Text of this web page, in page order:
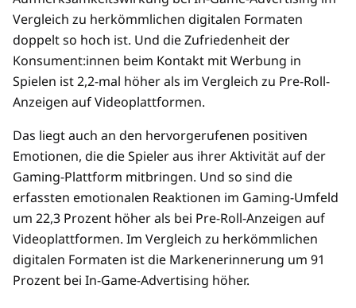
Vergleich zu herkömmlichen digitalen Formaten
doppelt so hoch ist. Und die Zufriedenheit der
Konsument:innen beim Kontakt mit Werbung in
Spielen ist 2,2-mal höher als im Vergleich zu Pre-Roll-
Anzeigen auf Videoplattformen.
Das liegt auch an den hervorgerufenen positiven
Emotionen, die die Spieler aus ihrer Aktivität auf der
Gaming-Plattform mitbringen. Und so sind die
erfassten emotionalen Reaktionen im Gaming-Umfeld
um 22,3 Prozent höher als bei Pre-Roll-Anzeigen auf
Videoplattformen. Im Vergleich zu herkömmlichen
digitalen Formaten ist die Markenerinnerung um 91
Prozent bei In-Game-Advertising höher.